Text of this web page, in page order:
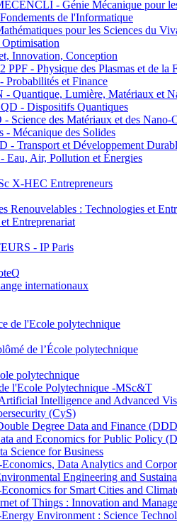
- Génie Mécanique pour
de l'Informatique
pour les Sciences du
Innovation, Conception
- Physique des Plasmas et de la
et Finance
Lumière, Matériaux et
- Dispositifs Quantiques
des Matériaux et des Nano-
Mécanique des Solides
Transport et Développement
Air, Pollution et Énergies
X-HEC Entrepreneurs
Renouvelables : Technologies et
Entreprenariat
- IP Paris
internationaux
de l'Ecole polytechnique
de l’École polytechnique
polytechnique
l'Ecole Polytechnique -MSc&T
Intelligence and Advanced
(CyS)
Degree Data and Finance
and Economics for Public Policy
Science for Business
Data Analytics and
Engineering and
for Smart Cities and
of Things : Innovation and
Environment : Science